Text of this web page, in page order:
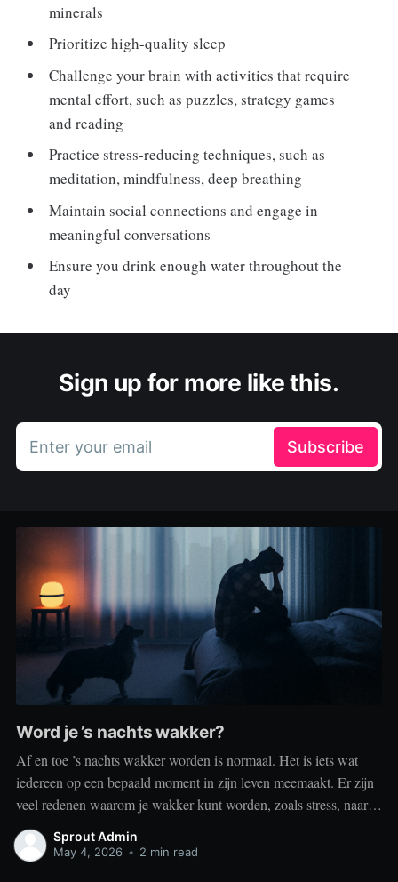
minerals
Prioritize high-quality sleep
Challenge your brain with activities that require
mental effort, such as puzzles, strategy games
and reading
Practice stress-reducing techniques, such as
meditation, mindfulness, deep breathing
Maintain social connections and engage in
meaningful conversations
Ensure you drink enough water throughout the
day
Sign up for more like this.
Enter your email Subscribe
Word je ’s nachts wakker?
Af en toe ’s nachts wakker worden is normaal. Het is iets wat
iedereen op een bepaald moment in zijn leven meemaakt. Er zijn
veel redenen waarom je wakker kunt worden, zoals stress, naar
het toilet moeten, je omgeving of medische aandoeningen die je
slaap beïnvloeden. Dit is geen probleem
Sprout Admin
May 4, 2026 • 2 min read